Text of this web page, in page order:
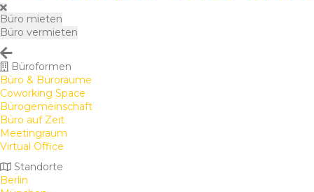
Büro mieten
Büro vermieten
Büroformen
Büro & Büroräume
Coworking Space
Bürogemeinschaft
Büro auf Zeit
Meetingraum
Virtual Office
Standorte
Berlin